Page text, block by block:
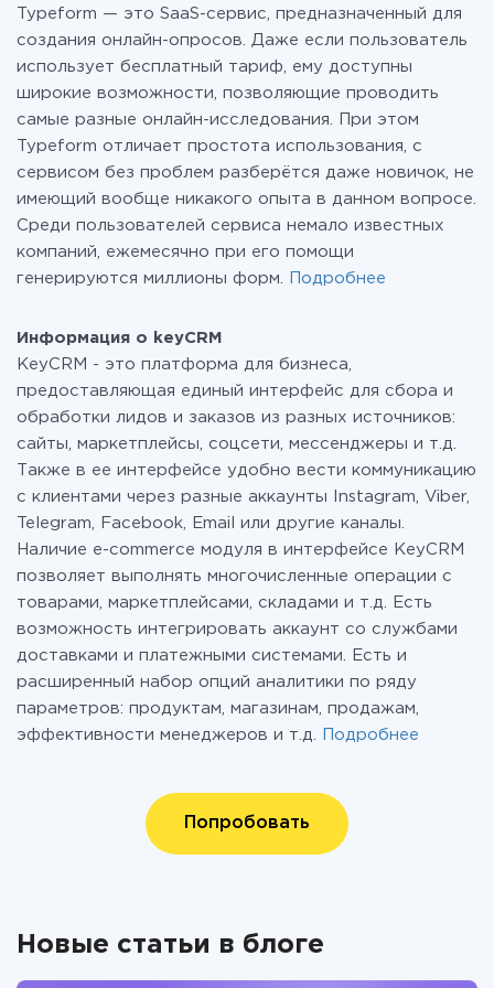
отарифах .
Typeform — это SaaS-сервис, предназначенный для
создания онлайн-опросов. Даже если пользователь
использует бесплатный тариф, ему доступны
широкие возможности, позволяющие проводить
самые разные онлайн-исследования. При этом
Typeform отличает простота использования, с
сервисом без проблем разберётся даже новичок, не
имеющий вообще никакого опыта в данном вопросе.
Среди пользователей сервиса немало известных
компаний, ежемесячно при его помощи
генерируются миллионы форм.
Подробнее
Информация о keyCRM
KeyCRM - это платформа для бизнеса,
предоставляющая единый интерфейс для сбора и
обработки лидов и заказов из разных источников:
сайты, маркетплейсы, соцсети, мессенджеры и т.д.
Также в ее интерфейсе удобно вести коммуникацию
с клиентами через разные аккаунты Instagram, Viber,
Telegram, Facebook, Email или другие каналы.
Наличие e-commerce модуля в интерфейсе KeyCRM
позволяет выполнять многочисленные операции с
товарами, маркетплейсами, складами и т.д. Есть
возможность интегрировать аккаунт со службами
доставками и платежными системами. Есть и
расширенный набор опций аналитики по ряду
параметров: продуктам, магазинам, продажам,
эффективности менеджеров и т.д.
Подробнее
Попробовать
Новые статьи в блоге